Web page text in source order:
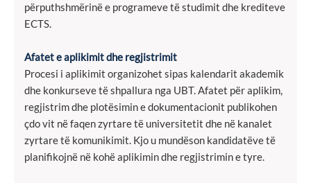
përputhshmërinë e programeve të studimit dhe krediteve
ECTS.
Afatet e aplikimit dhe regjistrimit
Procesi i aplikimit organizohet sipas kalendarit akademik
dhe konkurseve të shpallura nga UBT. Afatet për aplikim,
regjistrim dhe plotësimin e dokumentacionit publikohen
çdo vit në faqen zyrtare të universitetit dhe në kanalet
zyrtare të komunikimit. Kjo u mundëson kandidatëve të
planifikojnë në kohë aplikimin dhe regjistrimin e tyre.